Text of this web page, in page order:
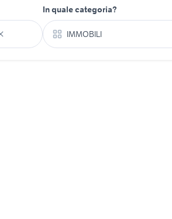
In quale categoria?
IMMOBILI